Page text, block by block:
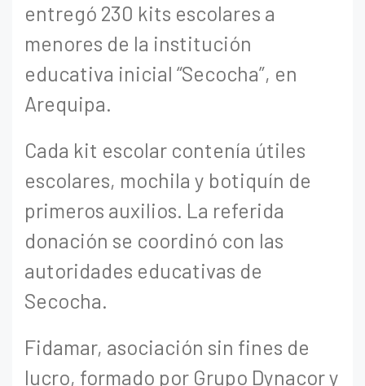
entregó 230 kits escolares a
menores de la institución
educativa inicial “Secocha”, en
Arequipa.
Cada kit escolar contenía útiles
escolares, mochila y botiquín de
primeros auxilios. La referida
donación se coordinó con las
autoridades educativas de
Secocha.
Fidamar, asociación sin fines de
lucro, formado por Grupo Dynacor y